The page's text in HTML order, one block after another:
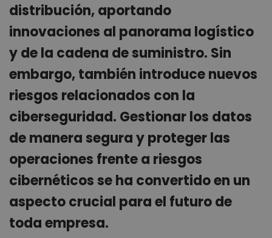
distribución, aportando
innovaciones al panorama logístico
y de la cadena de suministro. Sin
embargo, también introduce nuevos
riesgos relacionados con la
ciberseguridad. Gestionar los datos
de manera segura y proteger las
operaciones frente a riesgos
cibernéticos se ha convertido en un
aspecto crucial para el futuro de
toda empresa.